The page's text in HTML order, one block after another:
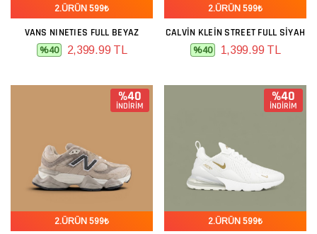
2.ÜRÜN 599₺
VANS NINETIES FULL BEYAZ
%40 2,399.99 TL
2.ÜRÜN 599₺
CALVIN KLEIN STREET FULL SIYAH
%40 1,399.99 TL
%40
İNDİRİM
2.ÜRÜN 599₺
%40
İNDİRİM
2.ÜRÜN 599₺